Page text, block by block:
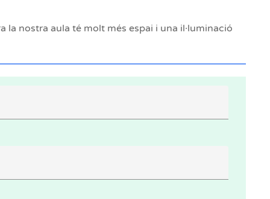
la nostra aula té molt més espai i una il·luminació